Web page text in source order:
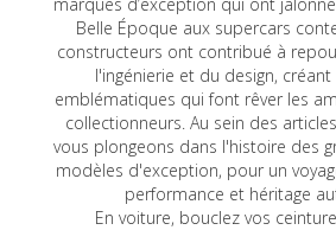
Belle Époque aux supercars
constructeurs ont contribué à
l'ingénierie et du design,
emblématiques qui font rêver les
collectionneurs. Au sein des
vous plongeons dans l'histoire des
modèles d'exception, pour un
performance et héritage
En voiture, bouclez vos